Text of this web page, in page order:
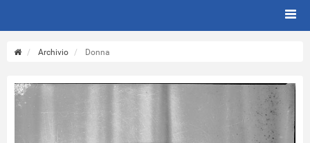
Archivio Donna